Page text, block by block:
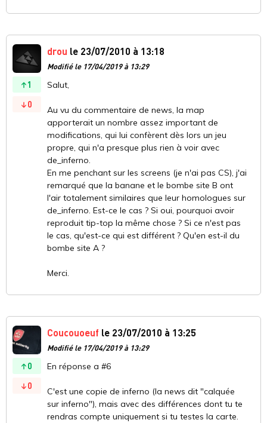
1
0
drou le 23/07/2010 à 13:18
Modifié le 17/04/2019 à 13:29
Salut,
Au vu du commentaire de news, la map
apporterait un nombre assez important de
modifications, qui lui confèrent dès lors un jeu
propre, qui n'a presque plus rien à voir avec
de_inferno.
En me penchant sur les screens (je n'ai pas CS), j'ai
remarqué que la banane et le bombe site B ont
l'air totalement similaires que leur homologues sur
de_inferno. Est-ce le cas ? Si oui, pourquoi avoir
reproduit tip-top la même chose ? Si ce n'est pas
le cas, qu'est-ce qui est différent ? Qu'en est-il du
bombe site A ?
Merci.
0
0
Coucouoeuf le 23/07/2010 à 13:25
Modifié le 17/04/2019 à 13:29
En réponse a #6
C'est une copie de inferno (la news dit "calquée
sur inferno"), mais avec des différences dont tu te
rendras compte uniquement si tu testes la carte.